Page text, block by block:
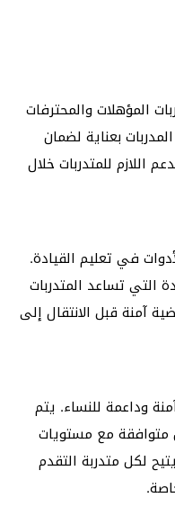
المؤهلات والمحترفات
بعناية لضمان
اللازم للمتدربات خلال
في تعليم القيادة.
التي تساعد المتدربات
آمنة قبل الانتقال إلى
وداعمة للنساء. يتم
متوافقة مع مستويات
لكل متدربة التقدم